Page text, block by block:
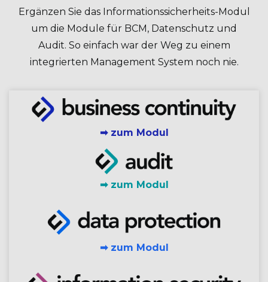
Ergänzen Sie das Informationssicherheits-Modul
um die Module für BCM, Datenschutz und
Audit. So einfach war der Weg zu einem
integrierten Management System noch nie.
➡ zum Modul
➡ zum Modul
➡ zum Modul